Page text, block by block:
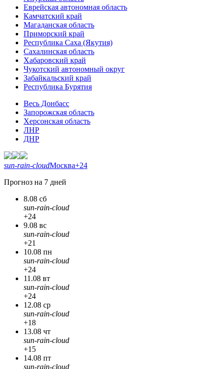
Еврейская автономная область
Камчатский край
Магаданская область
Приморский край
Республика Саха (Якутия)
Сахалинская область
Хабаровский край
Чукотский автономный округ
Забайкальский край
Республика Бурятия
Весь Донбасс
Запорожская область
Херсонская область
ЛНР
ДНР
sun-rain-cloudМосква+24
Прогноз на 7 дней
8.08 сб
sun-rain-cloud
+24
9.08 вс
sun-rain-cloud
+21
10.08 пн
sun-rain-cloud
+24
11.08 вт
sun-rain-cloud
+24
12.08 ср
sun-rain-cloud
+18
13.08 чт
sun-rain-cloud
+15
14.08 пт
sun-rain-cloud